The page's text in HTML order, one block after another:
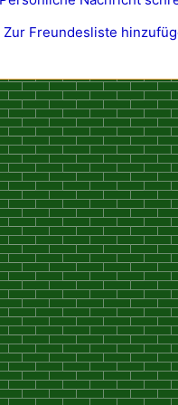
Zur Freundesliste